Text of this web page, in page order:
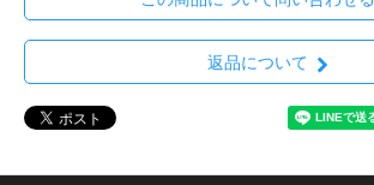
返品について